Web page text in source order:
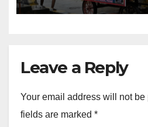
Leave a Reply
Your email address will not be
fields are marked *